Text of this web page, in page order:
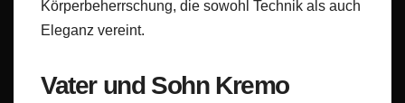
Körperbeherrschung, die sowohl Technik als auch
Eleganz vereint.
Vater und Sohn Kremo